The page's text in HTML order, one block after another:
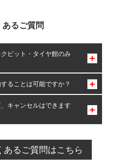
あるご質問
ピット・タイヤ館のみ
のみとなります。
ることは可能ですか？
は可能です。
み合わせに限り、同時にご予約が
。
キャンセルはできます
日前を過ぎている場合のご予約
ては、直接ご予約の店舗まで
あるご質問はこちら